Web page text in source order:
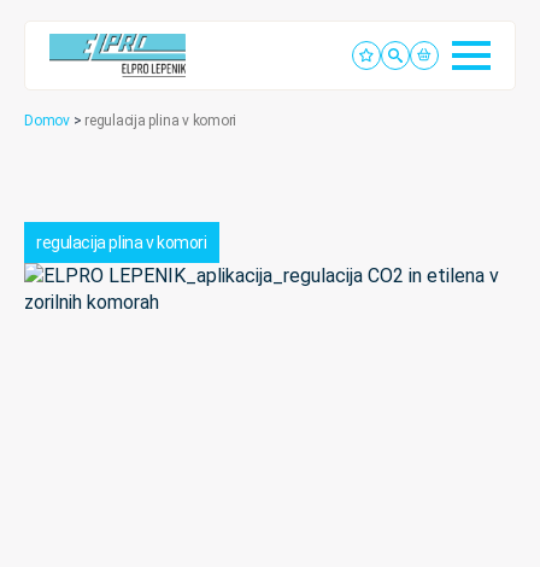
Domov > regulacija plina v komori
regulacija plina v komori